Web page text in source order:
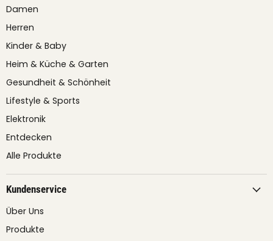
Damen
Herren
Kinder & Baby
Heim & Küche & Garten
Gesundheit & Schönheit
Lifestyle & Sports
Elektronik
Entdecken
Alle Produkte
Kundenservice
Über Uns
Produkte